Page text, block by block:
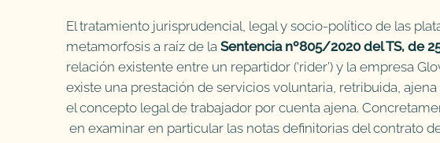
El tratamiento jurisprudencial, legal y socio-político de las
metamorfosis a raíz de la Sentencia nº805/2020 del TS, de
relación existente entre un repartidor (‘rider’) y la empresa
existe una prestación de servicios voluntaria, retribuida,
el concepto legal de trabajador por cuenta ajena.
en examinar en particular las notas definitorias del contrato